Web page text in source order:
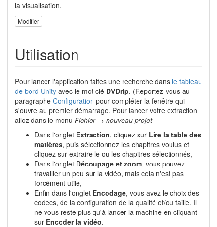
la visualisation.
Modifier
Utilisation
Pour lancer l'application faites une recherche dans le tableau
de bord Unity avec le mot clé DVDrip. (Reportez-vous au
paragraphe Configuration pour compléter la fenêtre qui
s'ouvre au premier démarrage. Pour lancer votre extraction
allez dans le menu Fichier → nouveau projet:
Dans l'onglet Extraction, cliquez sur Lire la table des
matières, puis sélectionnez les chapitres voulus et
cliquez sur extraire le ou les chapitres sélectionnés,
Dans l'onglet Découpage et zoom, vous pouvez
travailler un peu sur la vidéo, mais cela n'est pas
forcément utile,
Enfin dans l'onglet Encodage, vous avez le choix des
codecs, de la configuration de la qualité et/ou taille. Il
ne vous reste plus qu'à lancer la machine en cliquant
sur Encoder la vidéo.